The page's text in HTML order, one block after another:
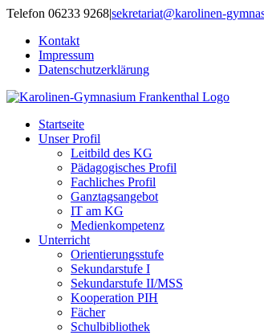
Zum
springen
Telefon 06233 9268|sekretariat@karolinen-
Kontakt
Impressum
Datenschutzerklärung
Startseite
Unser Profil
Leitbild des KG
Pädagogisches Profil
Fachliches Profil
Ganztagsangebot
IT am KG
Medienkompetenz
Unterricht
Orientierungsstufe
Sekundarstufe I
Sekundarstufe II/MSS
Kooperation PIH
Fächer
Schulbibliothek